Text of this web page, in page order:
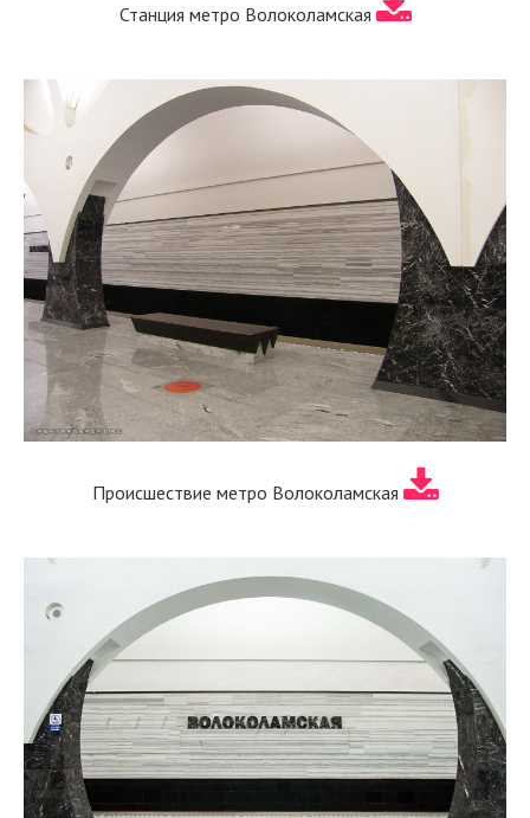
Станция метро Волоколамская
Происшествие метро Волоколамская